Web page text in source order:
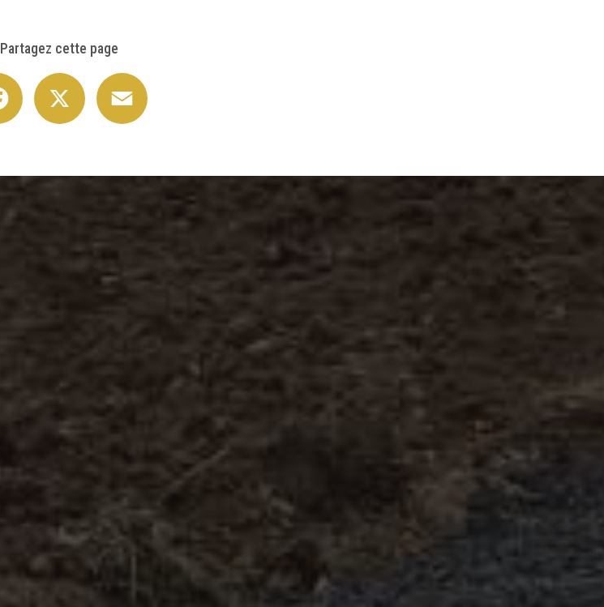
Partagez cette page
Facebook